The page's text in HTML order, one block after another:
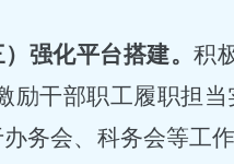
）强化平台搭建。积
励干部职工履职担
务会、科务会等工